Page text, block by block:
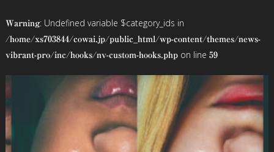
ゲ
ー
シ
ョ
ン
Warning: Undefined variable $category_ids in
/home/xs703844/cowai.jp/public_html/wp-content/themes/news-
vibrant-pro/inc/hooks/nv-custom-hooks.phpon line 59